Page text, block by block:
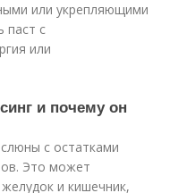
или укрепляющими
паст с
или
и почему он
с остатками
Это может
и кишечник,